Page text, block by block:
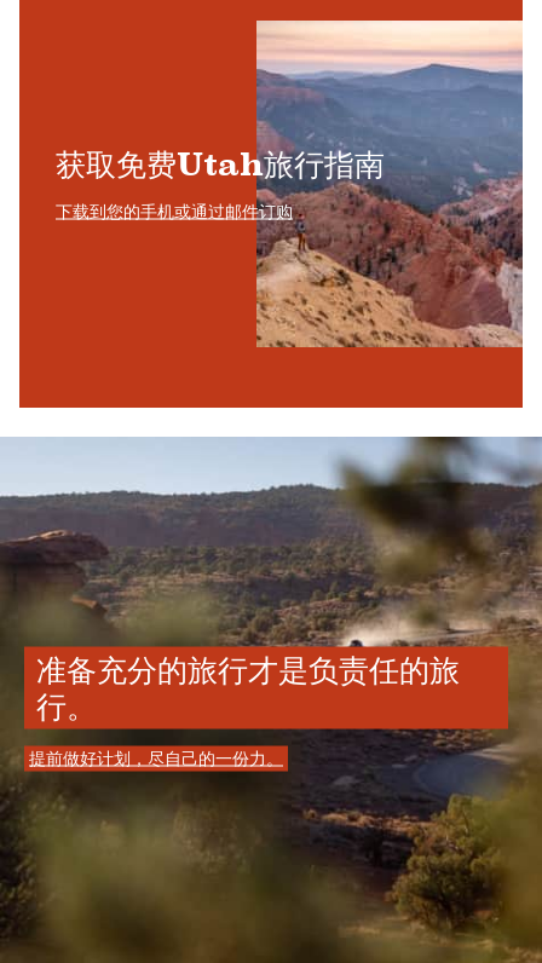
获取免费Utah旅行指南
下载到您的手机或通过邮件订购
准备充分的旅行才是负责任的旅
行。
提前做好计划，尽自己的一份力。